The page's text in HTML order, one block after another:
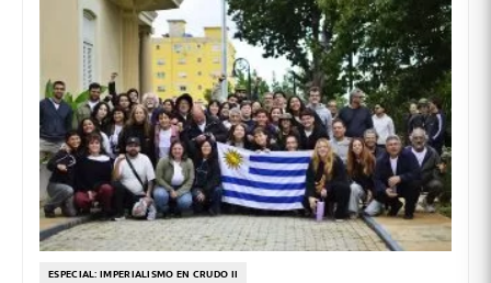
ESPECIAL: IMPERIALISMO EN CRUDO II